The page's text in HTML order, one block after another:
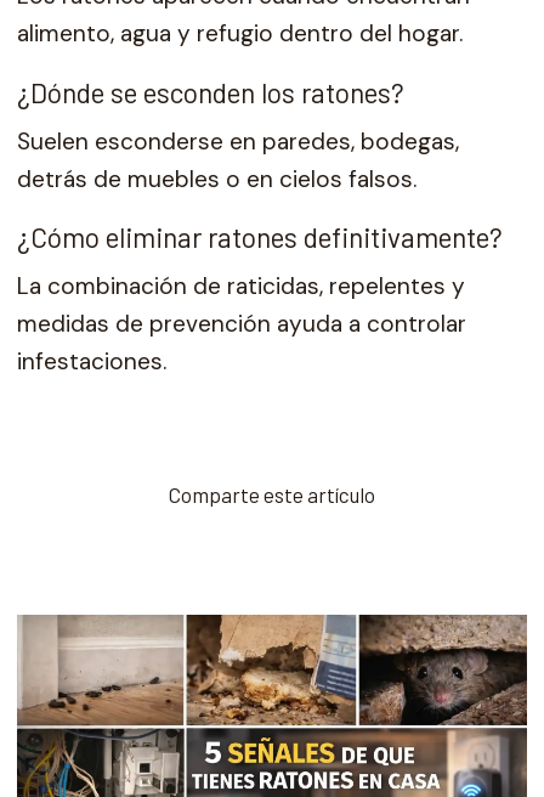
alimento, agua y refugio dentro del hogar.
¿Dónde se esconden los ratones?
Suelen esconderse en paredes, bodegas,
detrás de muebles o en cielos falsos.
¿Cómo eliminar ratones definitivamente?
La combinación de raticidas, repelentes y
medidas de prevención ayuda a controlar
infestaciones.
Comparte este artículo